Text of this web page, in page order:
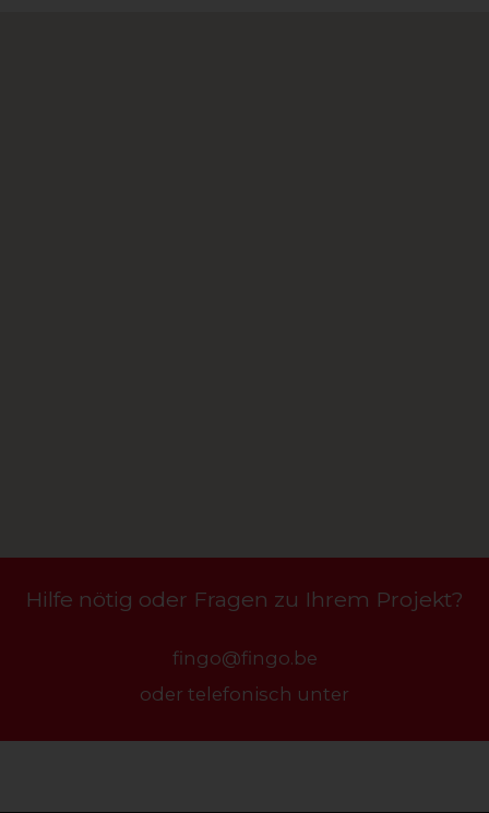
Hilfe nötig oder Fragen zu Ihrem Projekt?
fingo@fingo.be
oder telefonisch unter